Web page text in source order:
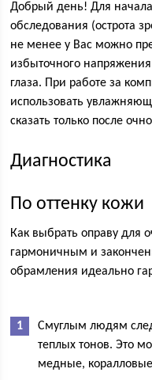
Добрый день! Для
обследования (острота
не менее у Вас можно
избыточного
глаза. При работе за
использовать
сказать только после
Диагностика
По оттенку кожи
Как выбрать оправу для
гармоничным и
обрамления идеально
Смуглым людям
теплых тонов. Это
медные,